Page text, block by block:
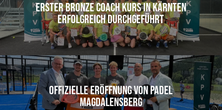
Erster Bronze Coach Kurs in Kärnten
erfolgreich durchgeführt
Offizielle Eröffnung von Padel
Magdalensberg